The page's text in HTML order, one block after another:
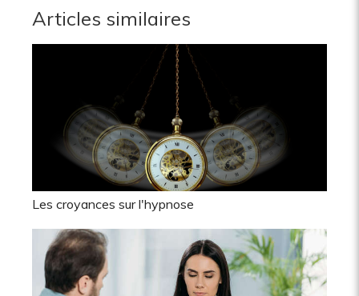
Articles similaires
Les croyances sur l'hypnose